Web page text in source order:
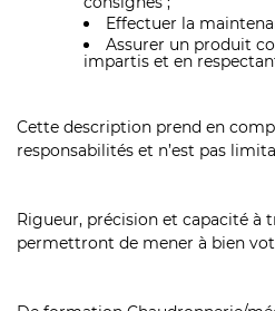
Effectuer la
Assurer un produit
impartis et en
Cette description prend en
responsabilités et n’est pas
Rigueur, précision et capacité à
permettront de mener à bien